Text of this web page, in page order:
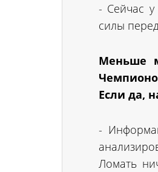
- Сейчас
силы
Меньше
Если да,
-
Ломать